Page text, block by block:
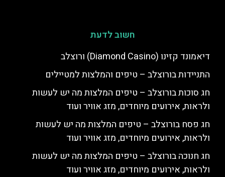
חשוב לדעת
דיאמונד קזינו (Diamond Casino) ורוצלב
התניידות בורוצלב – טיפים והמלצות למטיילים
חג סוכות בורוצלב – טיפים המלצות מה יש לעשות
ולראות, אירועים מיוחדים, מזג אוויר ועוד
חג פסח בורוצלב – טיפים המלצות מה יש לעשות
ולראות, אירועים מיוחדים, מזג אוויר ועוד
חג חנוכה בורוצלב – טיפים המלצות מה יש לעשות
ולראות, אירועים מיוחדים, מזג אוויר ועוד